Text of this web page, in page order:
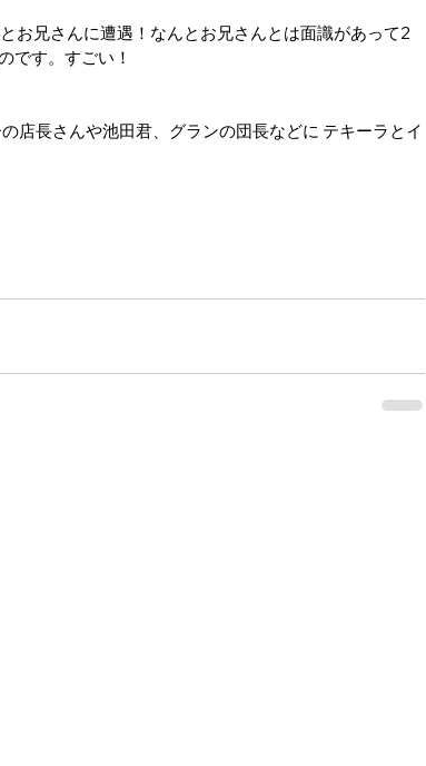
お兄さんに遭遇！なんとお兄さんとは面識があって2
です。すごい！
店長さんや池田君、グランの団長などに テキーラとイ